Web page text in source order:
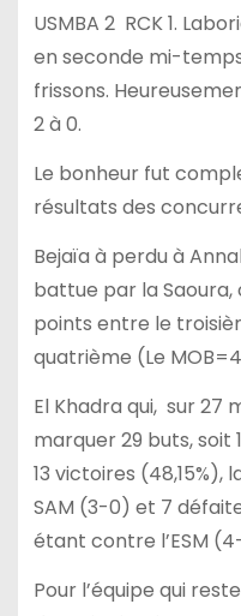
USMBA 2 RCK 1.
en seconde mi-
frissons.
2 à 0.
Le bonheur fut
résultats des
Bejaïa à perdu à
battue par la
points entre le
quatrième (Le
El Khadra qui, sur 27
marquer 29 buts,
13 victoires
SAM (3-0) et 7
étant contre l’ESM
Pour l’équipe qui